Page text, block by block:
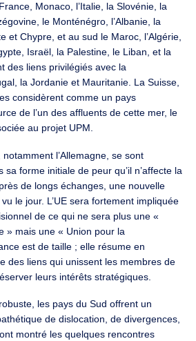
Monaco, l’Italie, la Slovénie, la
le Monténégro, l’Albanie, la
et Chypre, et au sud le Maroc, l’Algérie,
Israël, la Palestine, le Liban, et la
des liens privilégiés avec la
la Jordanie et Mauritanie. La Suisse,
considèrent comme un pays
de l’un des affluents de cette mer, le
au projet UPM.
notamment l’Allemagne, se sont
forme initiale de peur qu’il n’affecte la
de longs échanges, une nouvelle
le jour. L’UE sera fortement impliquée
de ce qui ne sera plus une «
» mais une « Union pour la
est de taille ; elle résume en
des liens qui unissent les membres de
leurs intérêts stratégiques.
les pays du Sud offrent un
de dislocation, de divergences,
montré les quelques rencontres